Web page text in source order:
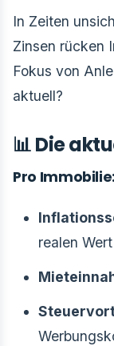
In Zeiten
Zinsen rücken
Fokus von
aktuell?
📊 Die
Pro Immobilie:
realen Wert